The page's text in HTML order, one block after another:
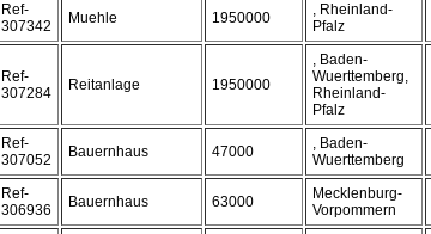
Ref-
307342
Muehle 1950000
, Rheinland-
Pfalz
Ref-
307284
Reitanlage 1950000
, Baden-
Wuerttemberg,
Rheinland-
Pfalz
Ref-
307052
Bauernhaus 47000
, Baden-
Wuerttemberg
Ref-
306936
Bauernhaus 63000
Mecklenburg-
Vorpommern